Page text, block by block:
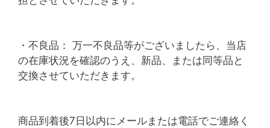
・不良品： 万一不良品等がございましたら、当店
の在庫状況を確認のうえ、新品、または同等品と
交換させていただきます。
商品到着後7日以内にメールまたは電話でご連絡く